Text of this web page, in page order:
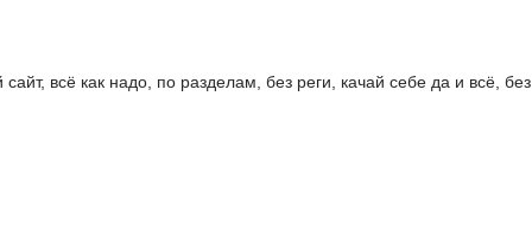
всё как надо, по разделам, без реги, качай себе да и всё,